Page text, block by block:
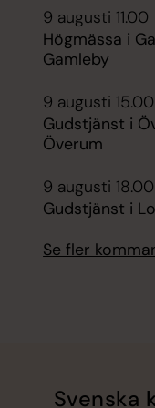
9 augusti 11.00
Högmässa i
Gamleby
9 augusti 15.00
Gudstjänst i
Överum
9 augusti 18.00
Gudstjänst i
Se fler
Svenska